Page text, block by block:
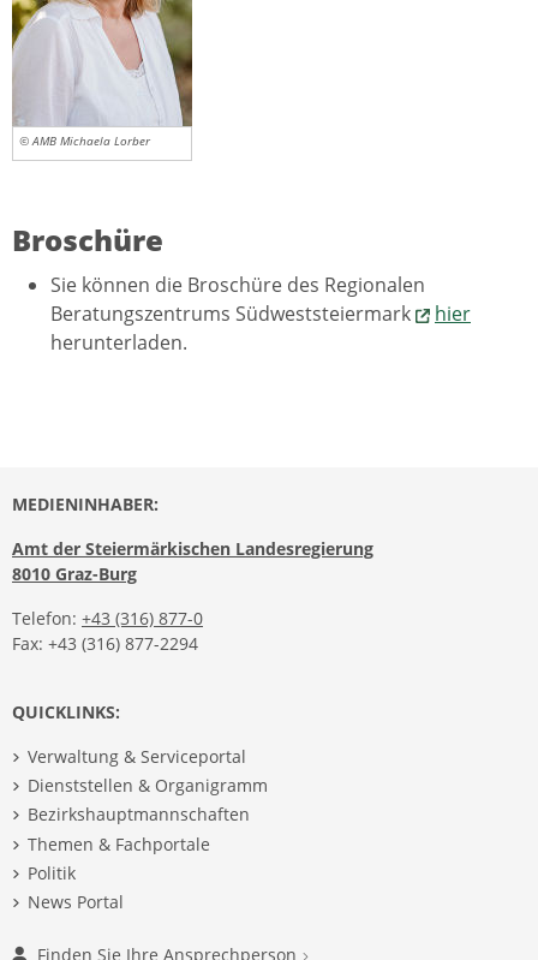
© AMB Michaela Lorber
Broschüre
Sie können die Broschüre des Regionalen
Beratungszentrums Südweststeiermark
hier
herunterladen.
MEDIENINHABER:
Amt der Steiermärkischen Landesregierung
8010 Graz-Burg
Telefon: +43 (316) 877-0
Fax: +43 (316) 877-2294
QUICKLINKS:
Verwaltung & Serviceportal
Dienststellen & Organigramm
Bezirkshauptmannschaften
Themen & Fachportale
Politik
News Portal
Finden Sie Ihre Ansprechperson